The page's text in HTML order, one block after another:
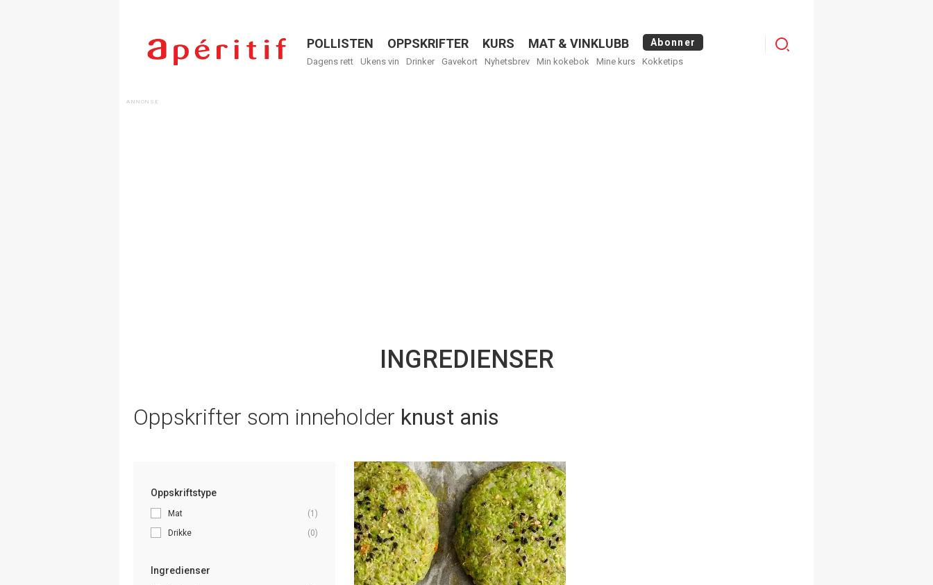
Menu
POLLISTEN OPPSKRIFTER KURS MAT & VINKLUBB Abonner
Dagens rett Ukens vin Drinker Gavekort Nyhetsbrev Min kokebok Mine kurs Kokketips
Logg
INGREDIENSER
Oppskrifter som inneholder knust anis
Oppskriftstype
Mat
(1)
Drikke
(0)
Ingredienser